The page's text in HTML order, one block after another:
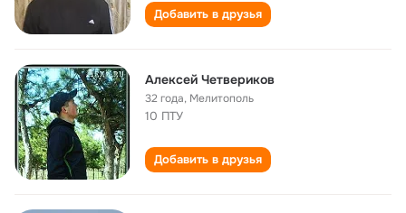
Добавить в друзья
Алексей Четвериков
32 года, Мелитополь
10 ПТУ
Добавить в друзья